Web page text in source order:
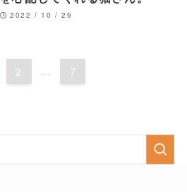
2022 / 10 / 29
2 ... 7